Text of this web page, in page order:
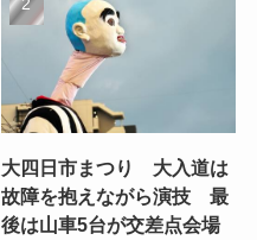
大四日市まつり 大入道は
故障を抱えながら演技 最
後は山車5台が交差点会場